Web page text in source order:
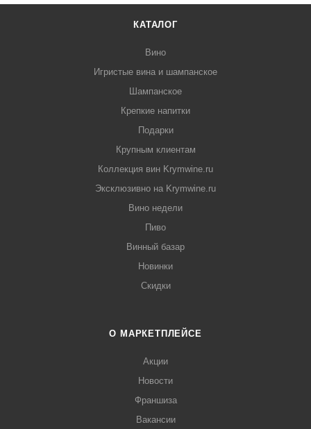
КАТАЛОГ
Вино
Игристые вина и шампанское
Шампанское
Крепкие напитки
Подарки
Крупным клиентам
Коллекция вин Krymwine.ru
Эксклюзивно на Krymwine.ru
Вино недели
Пиво
Винный базар
Новинки
Скидки
О МАРКЕТПЛЕЙСЕ
Акции
Новости
Франшиза
Вакансии